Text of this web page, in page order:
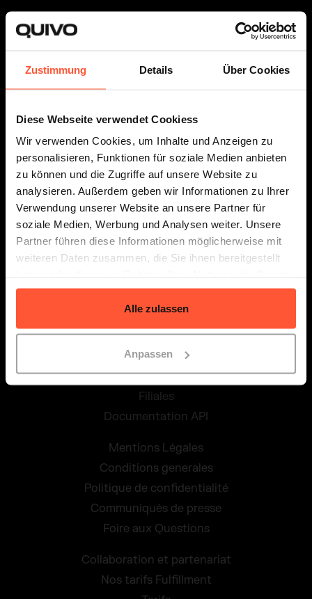
Zustimmung Details Über Cookies
Diese Webseite verwendet Cookiess
Wir verwenden Cookies, um Inhalte und Anzeigen zu
personalisieren, Funktionen für soziale Medien anbieten
zu können und die Zugriffe auf unsere Website zu
analysieren. Außerdem geben wir Informationen zu Ihrer
Verwendung unserer Website an unsere Partner für
soziale Medien, Werbung und Analysen weiter. Unsere
Partner führen diese Informationen möglicherweise mit
weiteren Daten zusammen, die Sie ihnen bereitgestellt
gesammelt haben.
Alle zulassen
Anpassen
Votre expert en logistique flexible et
Fulfillment Le Connector À propos
Tarifs Ressources
Follow us
Filiales
Documentation API
Mentions Légales
Conditions generales
Politique de confidentialité
Communiqués de presse
Foire aux Questions
Collaboration et partenariat
Nos tarifs Fulfillment